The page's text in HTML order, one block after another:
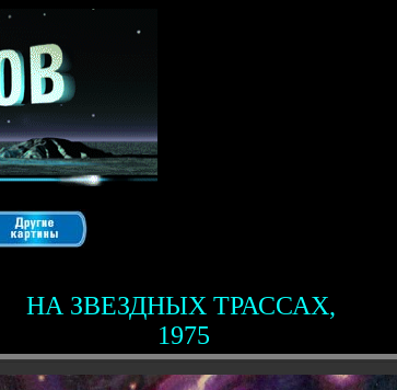
НА ЗВЕЗДНЫХ ТРАССАХ,
1975